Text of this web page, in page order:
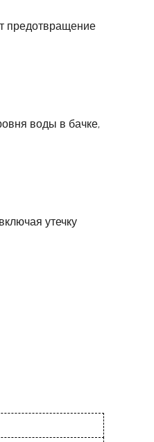
предотвращение
воды в бачке,
утечку